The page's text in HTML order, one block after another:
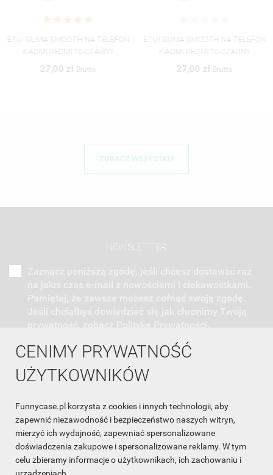
CENIMY PRYWATNOŚĆ
UŻYTKOWNIKÓW
Funnycase.pl korzysta z cookies i innych technologii, aby
zapewnić niezawodność i bezpieczeństwo naszych witryn,
mierzyć ich wydajność, zapewniać spersonalizowane
doświadczenia zakupowe i spersonalizowane reklamy. W tym
celu zbieramy informacje o użytkownikach, ich zachowaniu i
ETUI GUMA SMOOTH NA TELEFON
XIAOMI REDMI 10 CZARNY
27,00 zł Brutto
ETUI GUMA SMOOTH NA TELEFON
XIAOMI REDMI 10 CZARNY
27,00 zł Brutto
ZOBACZ WSZYSTKIE
NEWSLETTER
INFORMACJA O SKLEPIE
INFORMACJE
OBSŁUGA KLIENTA